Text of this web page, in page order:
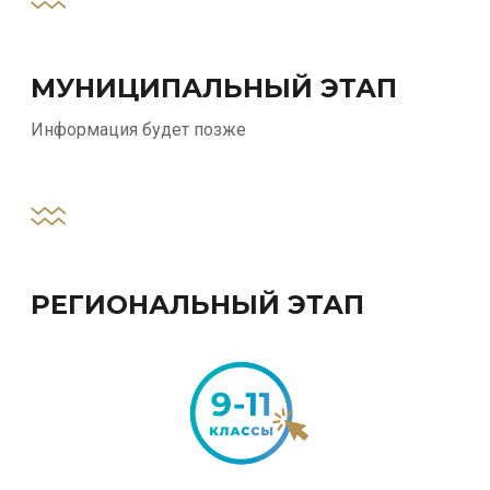
МУНИЦИПАЛЬНЫЙ ЭТАП
Информация будет позже
РЕГИОНАЛЬНЫЙ ЭТАП